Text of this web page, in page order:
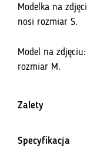
Modelka na
nosi rozmiar S.
Model na
rozmiar M.
Zalety
Specyfikacja